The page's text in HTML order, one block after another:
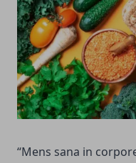
“Mens sana in